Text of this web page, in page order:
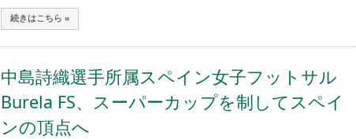
続きはこちら »
中島詩織選手所属スペイン女子フットサル
Burela FS、スーパーカップを制してスペイ
ンの頂点へ